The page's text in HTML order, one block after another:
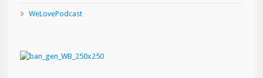
WeLovePodcast